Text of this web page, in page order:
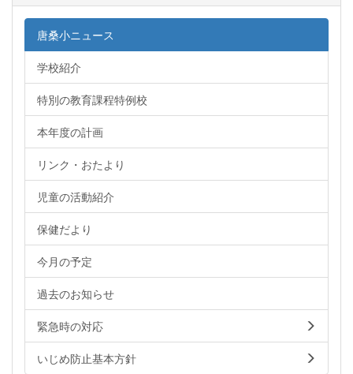
唐桑小ニュース
学校紹介
特別の教育課程特例校
本年度の計画
リンク・おたより
児童の活動紹介
保健だより
今月の予定
過去のお知らせ
緊急時の対応
いじめ防止基本方針